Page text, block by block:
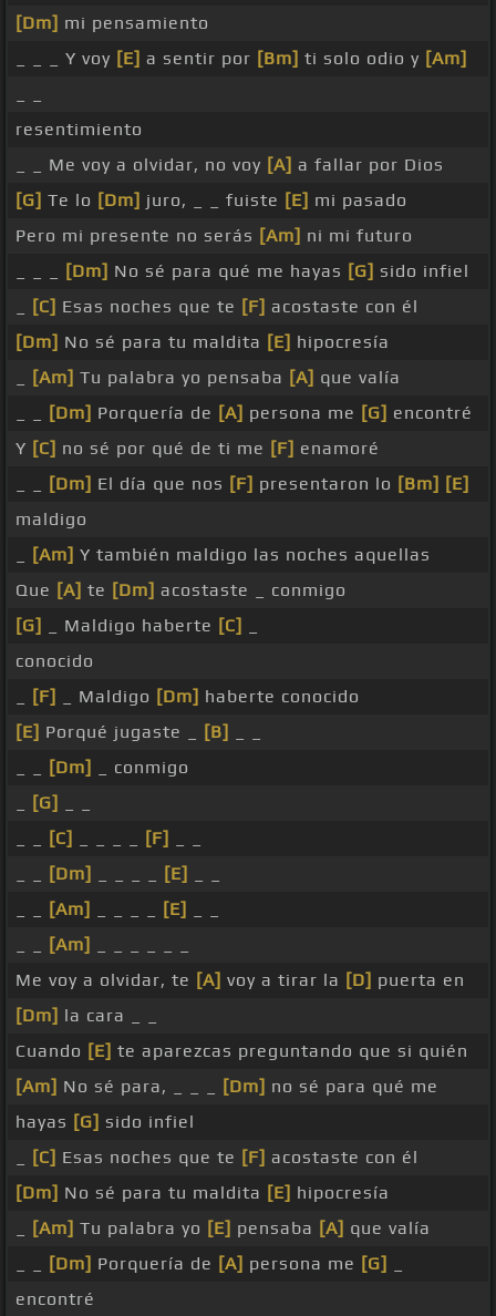
[Dm] mi pensamiento
_ _ _ Y voy [E] a sentir por [Bm] ti solo odio y [Am]
resentimiento
_ _ Me voy a olvidar, no voy [A] a fallar por Dios
[G] Te lo [Dm] juro, _ _ fuiste [E] mi pasado
Pero mi presente no serás [Am] ni mi futuro
[Dm] No sé para qué me hayas [G] sido infiel
[C] Esas noches que te [F] acostaste con él
[Dm] No sé para tu maldita [E] hipocresía
[Am] Tu palabra yo pensaba [A] que valía
[Dm] Porquería de [A] persona me [G] encontré
Y [C] no sé por qué de ti me [F] enamoré
[Dm] El día que nos [F] presentaron lo [Bm] [E]
maldigo
[Am] Y también maldigo las noches aquellas
Que [A] te [Dm] acostaste _ conmigo
[G]
_ Maldigo haberte [C]
conocido
[F] _ Maldigo [Dm] haberte conocido
[E] Porqué jugaste _ [B]
[Dm]
_ conmigo
[G]
[C] [F]
[Dm] [E]
[Am] [E]
[Am]
Me voy a olvidar, te [A] voy a tirar la [D] puerta en
[Dm] la cara _ _
Cuando [E] te aparezcas preguntando que si quién
[Am] No sé para, _ _ _ [Dm] no sé para qué me
hayas [G] sido infiel
[C] Esas noches que te [F] acostaste con él
[Dm] No sé para tu maldita [E] hipocresía
[Am] Tu palabra yo [E] pensaba [A] que valía
[Dm] Porquería de [A] persona me [G]
encontré